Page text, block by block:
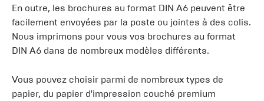
En outre, les brochures au format DIN A6 peuvent être
facilement envoyées par la poste ou jointes à des colis.
Nous imprimons pour vous vos brochures au format
DIN A6 dans de nombreux modèles différents.
Vous pouvez choisir parmi de nombreux types de
papier, du papier d'impression couché premium